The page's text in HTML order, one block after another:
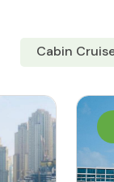
Cabin